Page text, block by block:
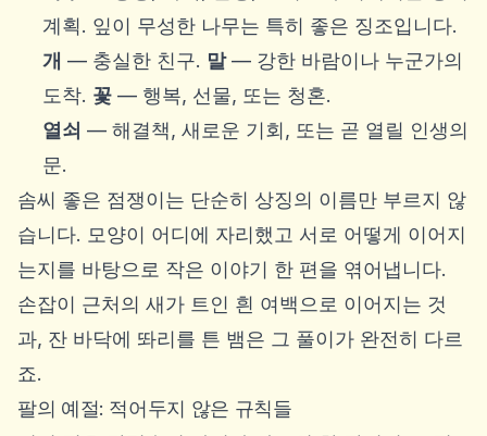
계획. 잎이 무성한 나무는 특히 좋은 징조입니다.
개 — 충실한 친구. 말— 강한 바람이나 누군가의
도착. 꽃— 행복, 선물, 또는 청혼.
열쇠 — 해결책, 새로운 기회, 또는 곧 열릴 인생의
문.
솜씨 좋은 점쟁이는 단순히 상징의 이름만 부르지 않
습니다. 모양이 어디에 자리했고 서로 어떻게 이어지
는지를 바탕으로 작은 이야기 한 편을 엮어냅니다.
손잡이 근처의 새가 트인 흰 여백으로 이어지는 것
과, 잔 바닥에 똬리를 튼 뱀은 그 풀이가 완전히 다르
죠.
팔의 예절: 적어두지 않은 규칙들